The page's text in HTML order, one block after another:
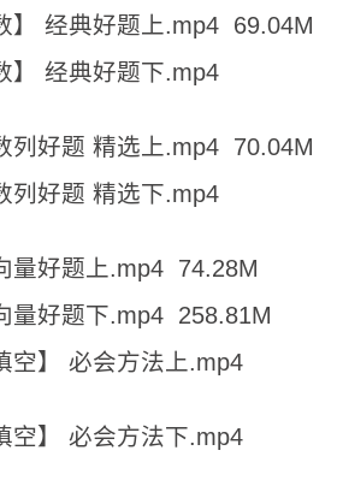
经典好题上.mp4 69.04M
经典好题下.mp4
好题 精选上.mp4 70.04M
好题 精选下.mp4
好题上.mp4 74.28M
好题下.mp4 258.81M
】 必会方法上.mp4
】 必会方法下.mp4